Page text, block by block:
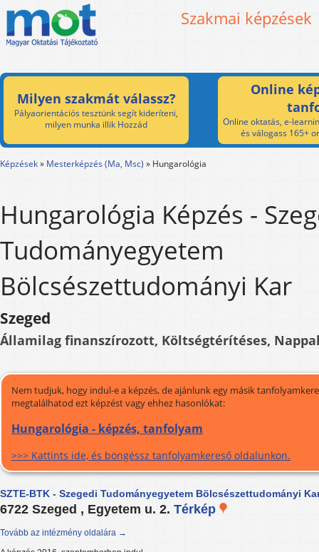
Szakmai képzések
Milyen szakmát válassz?
Pályaorientációs tesztünk segít kideríteni,
milyen munka illik Hozzád
Online
Online oktatás, e-
és válogass 165+
Képzések» Mesterképzés (Ma, Msc) » Hungarológia
Hungarológia Képzés -
Tudományegyetem
Bölcsészettudományi Kar
Szeged
Államilag finanszírozott, Költségtérítéses,
Nem tudjuk, hogy indul-e a képzés, de ajánlunk egy másik
megtalálhatod ezt képzést vagy ehhez hasonlókat:
Hungarológia - képzés, tanfolyam
>>> Kattints ide, és böngéssz tanfolyamkereső oldalunkon.
SZTE-BTK - Szegedi Tudományegyetem Bölcsészettudományi
6722 Szeged , Egyetem u. 2. Térkép
Tovább az intézmény oldalára →